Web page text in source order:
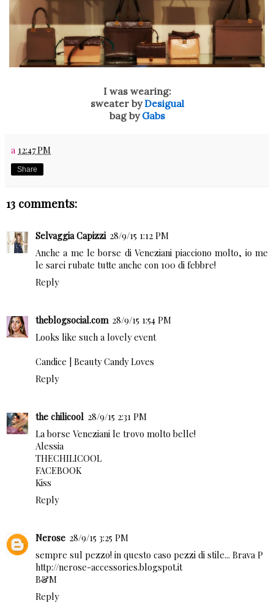
I was wearing:
sweater byDesigual
bag byGabs
a 12:47 PM
Share
13 comments:
Selvaggia Capizzi 28/9/15 1:12 PM
Anche a me le borse di Veneziani piacciono molto, io me
le sarei rubate tutte anche con 100 di febbre!
Reply
theblogsocial.com 28/9/15 1:54 PM
Looks like such a lovely event
Candice | Beauty Candy Loves
Reply
the chilicool 28/9/15 2:31 PM
La borse Veneziani le trovo molto belle!
Alessia
THECHILICOOL
FACEBOOK
Kiss
Reply
Nerose 28/9/15 3:25 PM
sempre sul pezzo! in questo caso pezzi di stile... Brava P
http://nerose-accessories.blogspot.it
B&M
Reply